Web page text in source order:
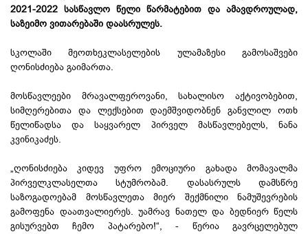
2021-2022 სასწავლო წელი წარმატებით და ამავდროულად,
საზეიმო ვითარებაში დაასრულეს.
სკოლაში მეოთხეკლასელების ულამაზესი გამოსაშვები
ღონისძიება გაიმართა.
მოსწავლეები მრავალფეროვანი, სახალისო აქტივობებით,
სიმღერებითა და ლექსებით დაემშვიდობნენ განვლილ ოთხ
წელიწადსა და საყვარელ პირველ მასწავლებელს, ნანა
კვინიკაძეს.
„ღონისძიება კიდევ უფრო ემოციური გახადა მომავალმა
პირველკლასელთა სტუმრობამ. დასასრულს დამსწრე
საზოგადოებამ მოსწავლეთა მიერ შექმნილი ნამუშევრების
გამოფენა დაათვალიერეს. უამრავ ნათელ და ბედნიერ წელს
გისურვებთ ჩემო პატარებო!“, - წერია გავრცელებულ